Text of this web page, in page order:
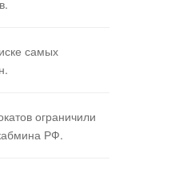
самых
ограничили
РФ.